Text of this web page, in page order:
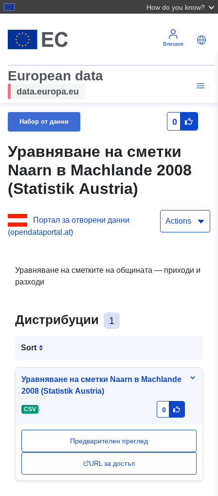
How do you know?
Влизане
European data
data.europa.eu
Набор от данни 0
Уравняване на сметки
Naarn в Machlande 2008
(Statistik Austria)
Портал за отворени данни
(opendataportal.at)
Actions
Уравняване на сметките на общината — приходи и
разходи
Дистрибуции 1
Sort
Уравняване на сметки Naarn в Machlande
2008 (Statistik Austria)
CSV - 0
Предварителен преглед
URL за достъп